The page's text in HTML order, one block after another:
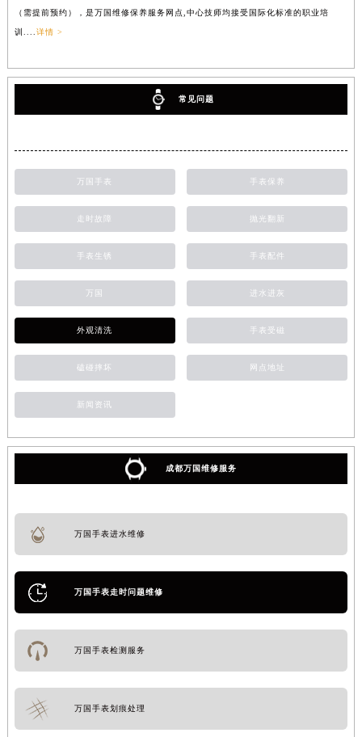
（需提前预约），是万国维修保养服务网点,中心技师均接受国际化标准的职业培
训.... 详情 >
常见问题
万国手表 手表保养
走时故障 抛光翻新
手表生锈 手表配件
万国 进水进灰
外观清洗 手表受磁
磕碰摔坏 网点地址
新闻资讯
成都万国维修服务
万国手表进水维修
万国手表走时问题维修
万国手表检测服务
万国手表划痕处理